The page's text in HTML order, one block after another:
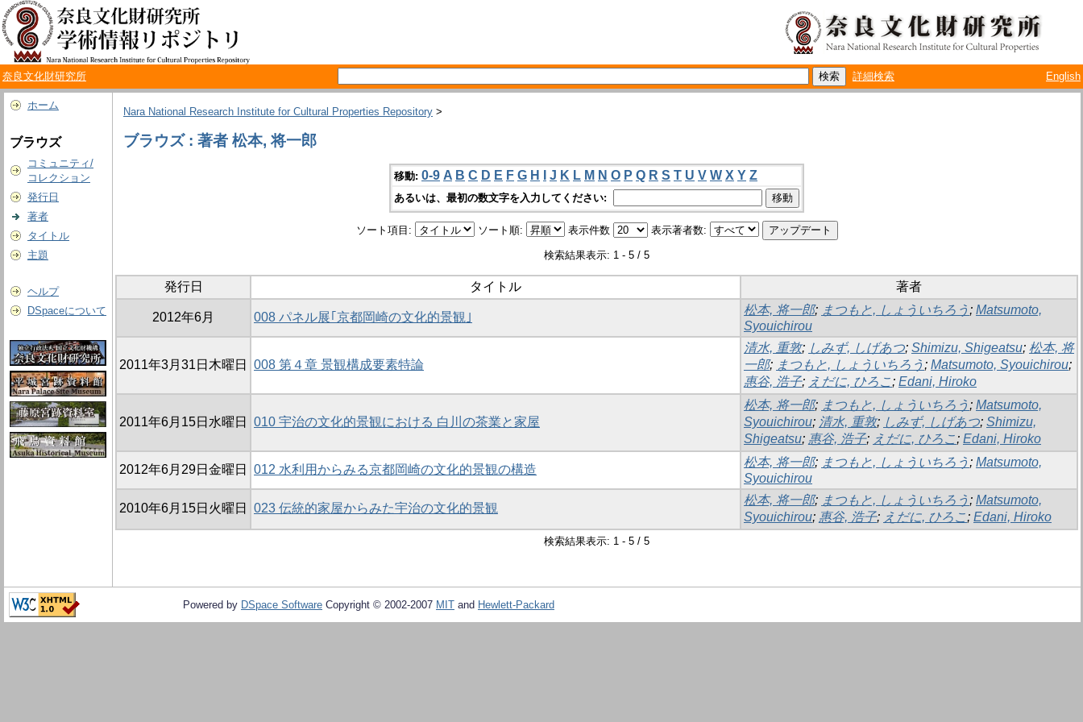
奈良文化財研究所 詳細検索 English
ホーム
ブラウズ
コミュニティ/
コレクション
発行日
著者
タイトル
主題
ヘルプ
DSpaceについて
Nara National Research Institute for Cultural Properties Repository >
ブラウズ : 著者 松本, 将一郎
移動: 0-9 A B C D E F G H J K L M N O P Q R S T U V W X Y Z
あるいは、最初の数文字を入力してください:
ソート項目: ソート順: 表示件数 表示著者数:
検索結果表示: 1 - 5 / 5
発行日 タイトル 著者
2012年6月 008 パネル展｢京都岡崎の文化的景観｣
松本, 将一郎; まつもと, しょういちろう ; Matsumoto,
Syouichirou
2011年3月31日木曜日 008 第４章 景観構成要素特論
清水, 重敦; しみず, しげあつ; Shimizu, Shigeatsu; 松本, 将
一郎; まつもと, しょういちろう ; Matsumoto, Syouichirou;
惠谷, 浩子; えだに, ひろこ; Edani, Hiroko
2011年6月15日水曜日 010 宇治の文化的景観における 白川の茶業と家屋
松本, 将一郎; まつもと, しょういちろう ; Matsumoto,
Syouichirou; 清水, 重敦; しみず, しげあつ; Shimizu,
Shigeatsu; 惠谷, 浩子; えだに, ひろこ; Edani, Hiroko
2012年6月29日金曜日 012 水利用からみる京都岡崎の文化的景観の構造
松本, 将一郎; まつもと, しょういちろう ; Matsumoto,
Syouichirou
2010年6月15日火曜日 023 伝統的家屋からみた宇治の文化的景観
松本, 将一郎; まつもと, しょういちろう ; Matsumoto,
Syouichirou; 惠谷, 浩子; えだに, ひろこ; Edani, Hiroko
検索結果表示: 1 - 5 / 5
Powered by DSpace Software Copyright © 2002-2007 MIT and Hewlett-Packard